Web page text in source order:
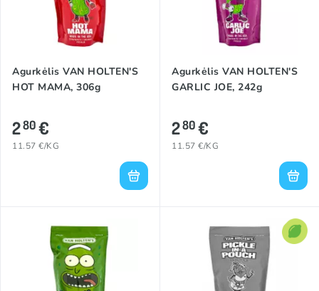
Agurkėlis VAN HOLTEN'S
HOT MAMA, 306g
280€
11.57 €/KG
Agurkėlis VAN HOLTEN'S
GARLIC JOE, 242g
280€
11.57 €/KG